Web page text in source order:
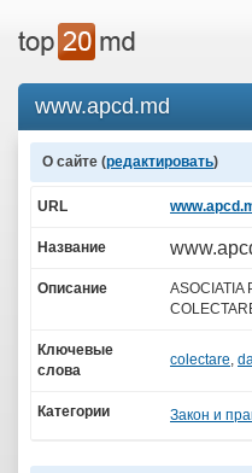
www.apcd.md
О сайте (редактировать)
URL
Название
Описание
ASOCIATIA
Ключевые
слова
colectare,
Категории Закон и